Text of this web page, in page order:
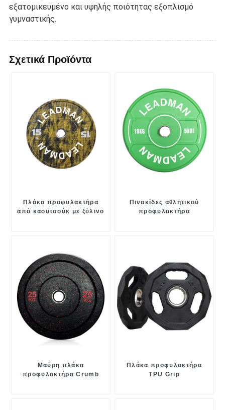
εξατομικευμένο και υψηλής ποιότητας εξοπλισμό
γυμναστικής.
Σχετικά Προϊόντα
Πλάκα προφυλακτήρα
από καουτσούκ με ξύλινο
Πινακίδες αθλητικού
προφυλακτήρα
Μαύρη πλάκα
προφυλακτήρα Crumb
Πλάκα προφυλακτήρα
TPU Grip